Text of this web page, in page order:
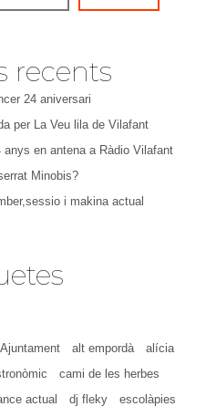
recents
24 aniversari
per La Veu lila de Vilafant
anys en antena a Ràdio Vilafant
Minobis?
i makina actual
Ajuntament alt empordà
alícia
cami de les herbes
actual dj fleky
escolàpies